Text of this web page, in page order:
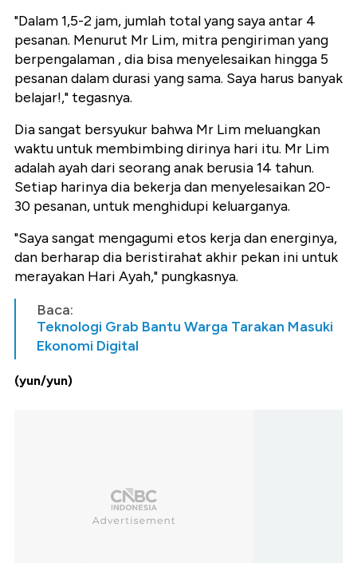
"Dalam 1,5-2 jam, jumlah total yang saya antar 4
pesanan. Menurut Mr Lim, mitra pengiriman yang
berpengalaman , dia bisa menyelesaikan hingga 5
pesanan dalam durasi yang sama. Saya harus banyak
belajar!," tegasnya.
Dia sangat bersyukur bahwa Mr Lim meluangkan
waktu untuk membimbing dirinya hari itu. Mr Lim
adalah ayah dari seorang anak berusia 14 tahun.
Setiap harinya dia bekerja dan menyelesaikan 20-
30 pesanan, untuk menghidupi keluarganya.
"Saya sangat mengagumi etos kerja dan energinya,
dan berharap dia beristirahat akhir pekan ini untuk
merayakan Hari Ayah," pungkasnya.
Baca:
Teknologi Grab Bantu Warga Tarakan Masuki
Ekonomi Digital
(yun/yun)